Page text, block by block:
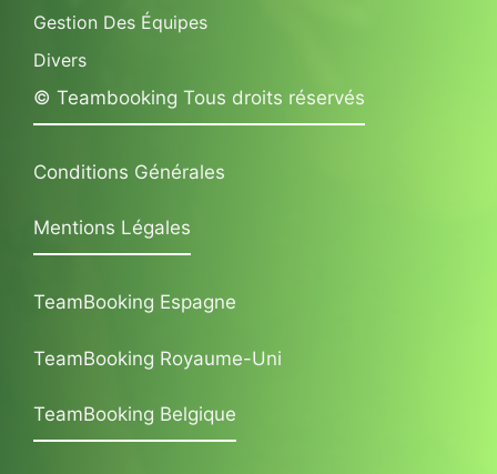
Gestion Des Équipes
Divers
© Teambooking Tous droits réservés
Conditions Générales
Mentions Légales
TeamBooking Espagne
TeamBooking Royaume-Uni
TeamBooking Belgique